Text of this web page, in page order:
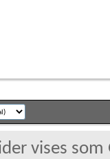
vises som